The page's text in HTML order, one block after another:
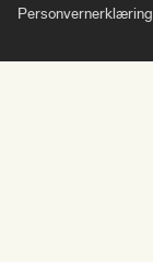
Personvernerklæring